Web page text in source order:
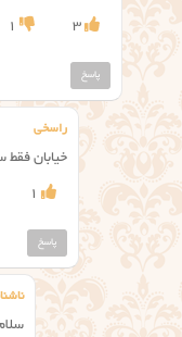
3
1
پاسخ
راسخی
خیابان
1
پاسخ